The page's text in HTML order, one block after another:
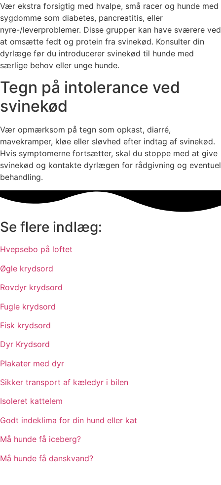
Vær ekstra forsigtig med hvalpe, små racer og hunde med
sygdomme som diabetes, pancreatitis, eller
nyre-/leverproblemer. Disse grupper kan have sværere ved
at omsætte fedt og protein fra svinekød. Konsulter din
dyrlæge før du introducerer svinekød til hunde med
særlige behov eller unge hunde.
Tegn på intolerance ved
svinekød
Vær opmærksom på tegn som opkast, diarré,
mavekramper, kløe eller sløvhed efter indtag af svinekød.
Hvis symptomerne fortsætter, skal du stoppe med at give
svinekød og kontakte dyrlægen for rådgivning og eventuel
behandling.
Se flere indlæg:
Hvepsebo på loftet
Øgle krydsord
Rovdyr krydsord
Fugle krydsord
Fisk krydsord
Dyr Krydsord
Plakater med dyr
Sikker transport af kæledyr i bilen
Isoleret kattelem
Godt indeklima for din hund eller kat
Må hunde få iceberg?
Må hunde få danskvand?